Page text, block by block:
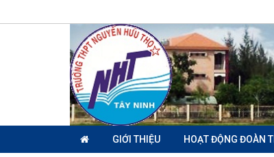
GIỚI THIỆU HOẠT ĐỘNG ĐOÀN